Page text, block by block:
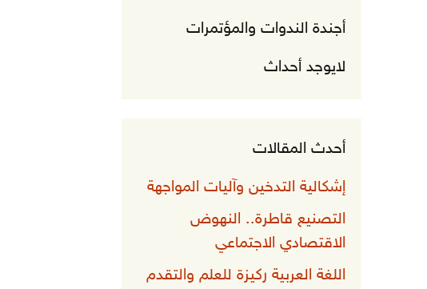
أجندة الندوات والمؤتمرات
لايوجد أحداث
أحدث المقالات
إشكالية التدخين وآليات المواجهة
التصنيع قاطرة.. النهوض
الاقتصادي الاجتماعي
اللغة العربية ركيزة للعلم والتقدم